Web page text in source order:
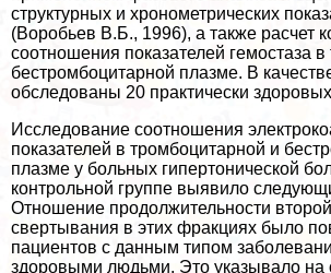
структурных и хронометрических
(Воробьев В.Б., 1996), а также расчет
соотношения показателей гемостаза
бестромбоцитарной плазме. В
обследованы 20 пpaктически
Исследование соотношения
показателей в тромбоцитарной и
плазме у больных гипертонической
контрольной группе выявило
Отношение продолжительности
свертывания в этих фpaкциях было
пациентов с данным типом
здоровыми людьми. Это указывало на